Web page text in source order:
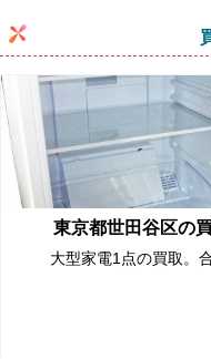
東京都世田谷区の
大型家電1点の買取。